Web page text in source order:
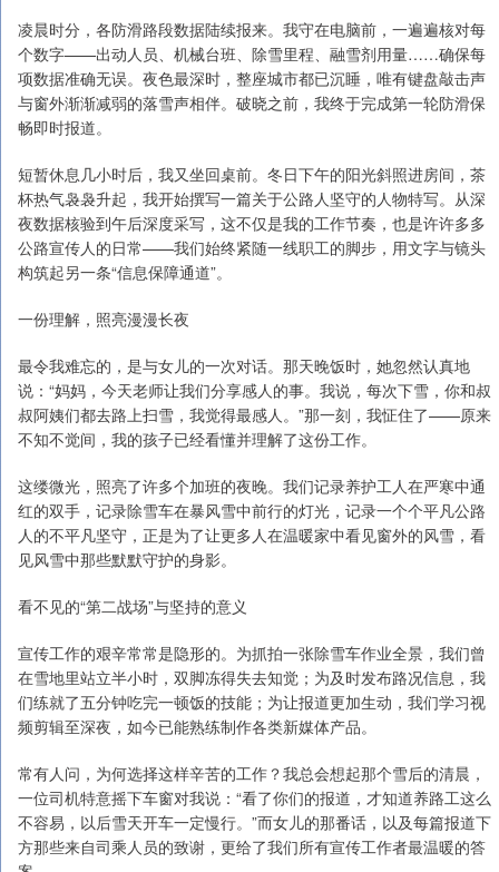
凌晨时分，各防滑路段数据陆续报来。我守在电脑前，一遍遍核对每
个数字——出动人员、机械台班、除雪里程、融雪剂用量……确保每
项数据准确无误。夜色最深时，整座城市都已沉睡，唯有键盘敲击声
与窗外渐渐减弱的落雪声相伴。破晓之前，我终于完成第一轮防滑保
畅即时报道。
短暂休息几小时后，我又坐回桌前。冬日下午的阳光斜照进房间，茶
杯热气袅袅升起，我开始撰写一篇关于公路人坚守的人物特写。从深
夜数据核验到午后深度采写，这不仅是我的工作节奏，也是许许多多
公路宣传人的日常——我们始终紧随一线职工的脚步，用文字与镜头
构筑起另一条“信息保障通道”。
一份理解，照亮漫漫长夜
最令我难忘的，是与女儿的一次对话。那天晚饭时，她忽然认真地
说：“妈妈，今天老师让我们分享感人的事。我说，每次下雪，你和叔
叔阿姨们都去路上扫雪，我觉得最感人。”那一刻，我怔住了——原来
不知不觉间，我的孩子已经看懂并理解了这份工作。
这缕微光，照亮了许多个加班的夜晚。我们记录养护工人在严寒中通
红的双手，记录除雪车在暴风雪中前行的灯光，记录一个个平凡公路
人的不平凡坚守，正是为了让更多人在温暖家中看见窗外的风雪，看
见风雪中那些默默守护的身影。
看不见的“第二战场”与坚持的意义
宣传工作的艰辛常常是隐形的。为抓拍一张除雪车作业全景，我们曾
在雪地里站立半小时，双脚冻得失去知觉；为及时发布路况信息，我
们练就了五分钟吃完一顿饭的技能；为让报道更加生动，我们学习视
频剪辑至深夜，如今已能熟练制作各类新媒体产品。
常有人问，为何选择这样辛苦的工作？我总会想起那个雪后的清晨，
一位司机特意摇下车窗对我说：“看了你们的报道，才知道养路工这么
不容易，以后雪天开车一定慢行。”而女儿的那番话，以及每篇报道下
方那些来自司乘人员的致谢，更给了我们所有宣传工作者最温暖的答